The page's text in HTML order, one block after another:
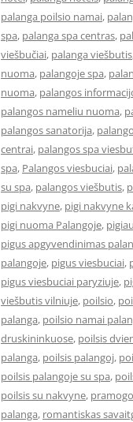
palanga poilsio namai,
spa, palanga spa centras,
viešbučiai, palanga viešbutis
nuoma, palangoje spa,
nuoma, palangos
palangos nameliu nuoma,
palangos sanatorija,
centrai, palangos spa
spa, Palangos viesbuciai,
su spa, palangos viešbutis,
pigi nakvyne, pigi nakvyne
pigi nuoma Palangoje,
pigus apgyvendinimas
palangoje, pigus viesbuciai,
pigus viesbuciai paryziuje,
viešbutis vilniuje, poilsio,
palanga, poilsio namai
druskininkuose, poilsis
palanga, poilsis palangoj,
poilsis palangoje su spa,
poilsis su nakvyne,
palanga, romantiskas